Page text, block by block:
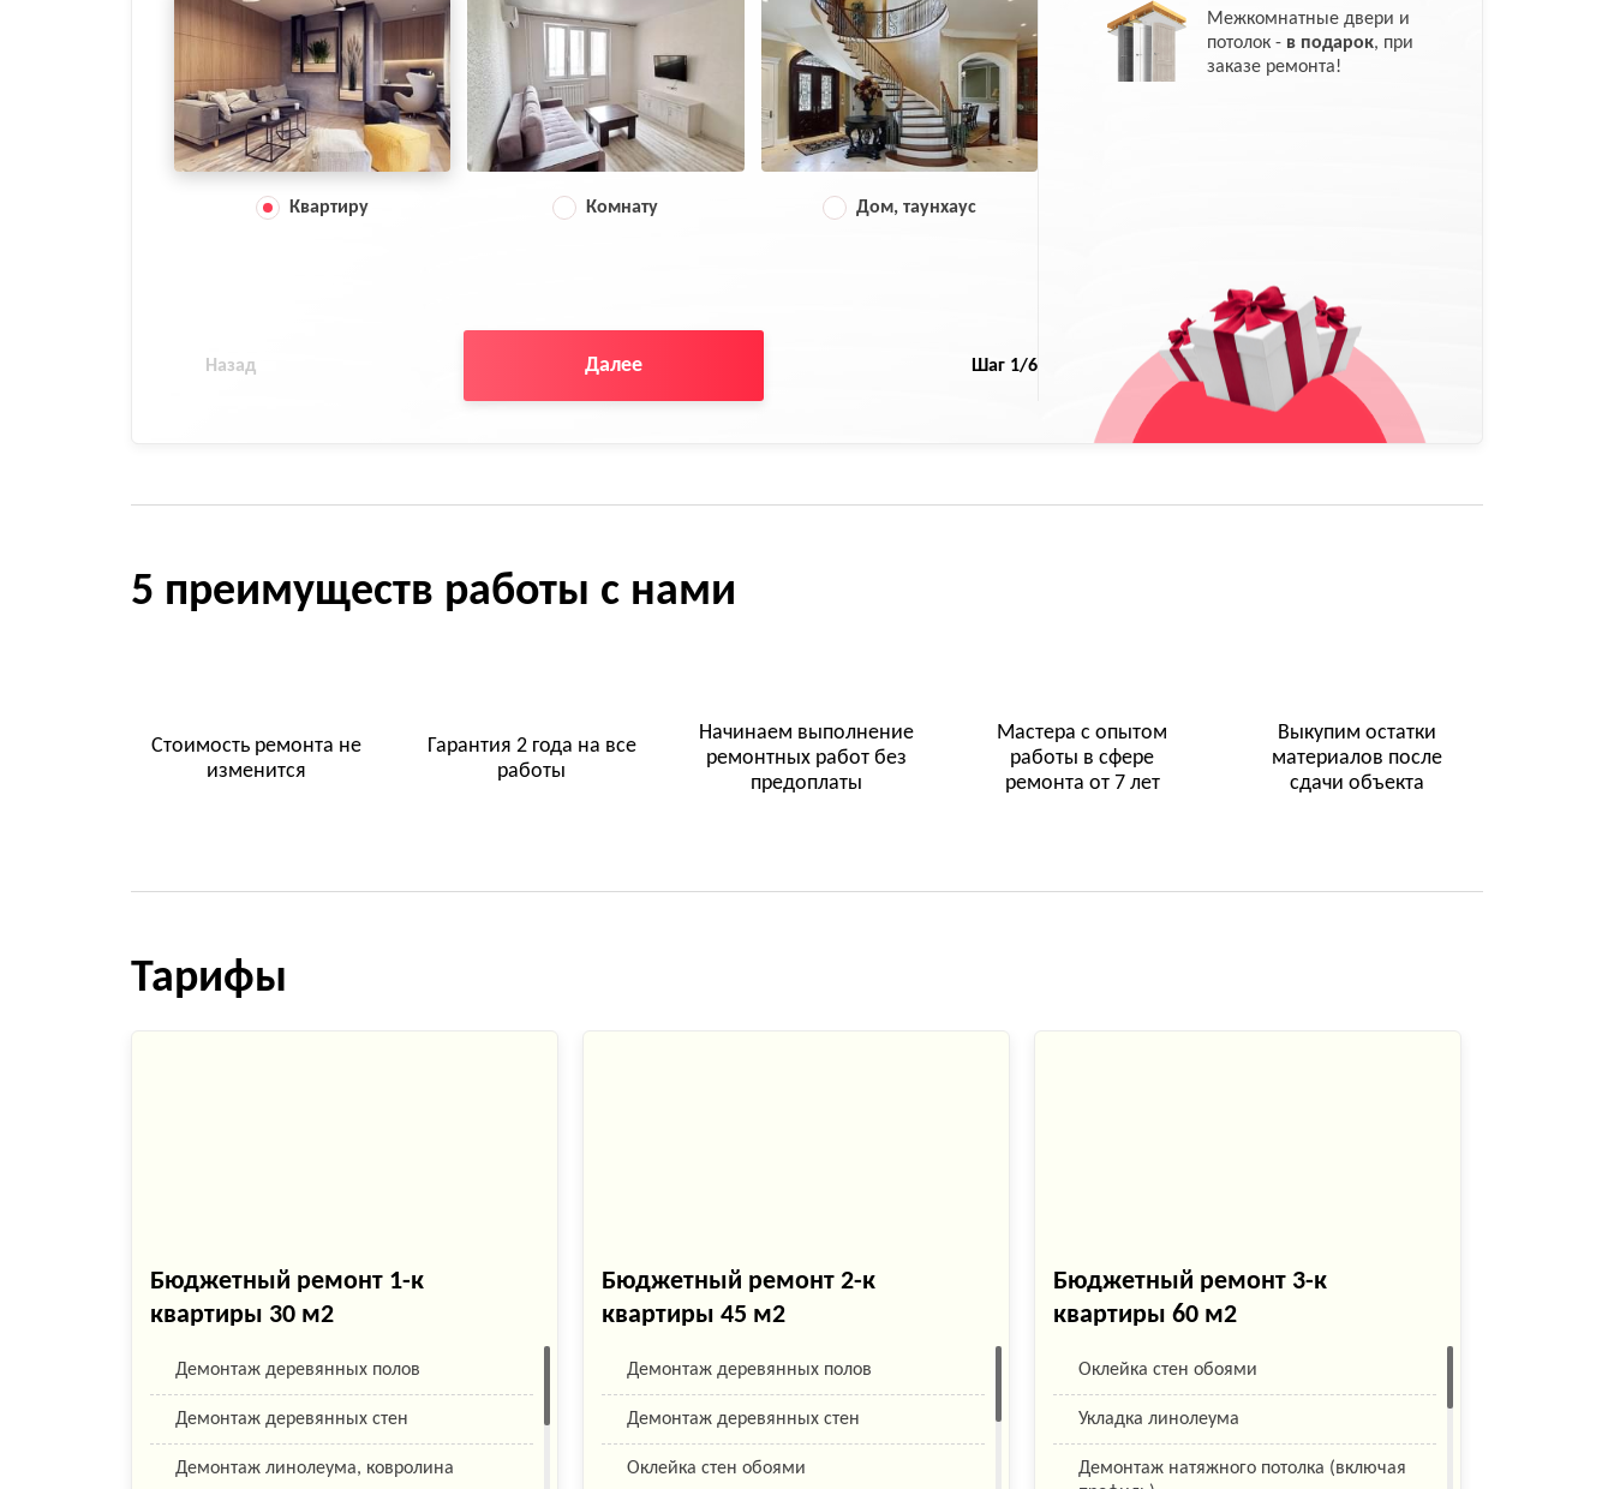
Квартиру Комнату Дом, таунхаус
Назад Далее Шаг 1/6
Межкомнатные двери и
потолок - в подарок, при
заказе ремонта!
5 преимуществ работы с нами
Стоимость ремонта не
изменится
Гарантия 2 года на все
работы
Начинаем выполнение
ремонтных работ без
предоплаты
Мастера с опытом
работы в сфере
ремонта от 7 лет
Выкупим остатки
материалов после
сдачи объекта
Тарифы
Бюджетный ремонт 1-к
квартиры 30 м2
Демонтаж деревянных полов
Демонтаж деревянных стен
Демонтаж линолеума, ковролина
Бюджетный ремонт 2-к
квартиры 45 м2
Демонтаж деревянных полов
Демонтаж деревянных стен
Оклейка стен обоями
Бюджетный ремонт 3-к
квартиры 60 м2
Оклейка стен обоями
Укладка линолеума
Демонтаж натяжного потолка (включая